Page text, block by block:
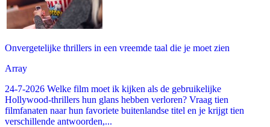
Onvergetelijke thrillers in een vreemde taal die je moet zien
Array
24-7-2026 Welke film moet ik kijken als de gebruikelijke
Hollywood-thrillers hun glans hebben verloren? Vraag tien
filmfanaten naar hun favoriete buitenlandse titel en je krijgt tien
verschillende antwoorden,...